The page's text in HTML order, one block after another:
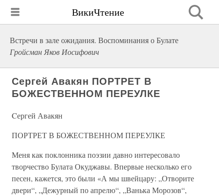
ВикиЧтение
Встречи в зале ожидания. Воспоминания о Булате
Гройсман Яков Иосифович
Cергей Авакян ПОРТРЕТ В
БОЖЕСТВЕННОМ ПЕРЕУЛКЕ
Cергей Авакян
ПОРТРЕТ В БОЖЕСТВЕННОМ ПЕРЕУЛКЕ
Меня как поклонника поэзии давно интересовало
творчество Булата Окуджавы. Впервые несколько его
песен, кажется, это были «А мы швейцару: „Отворите
двери“, „Дежурный по апрелю“, „Ванька Морозов“,